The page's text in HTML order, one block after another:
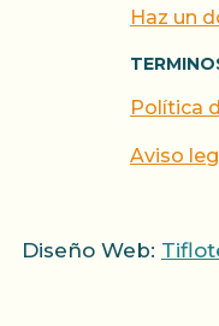
Haz un
Política
Aviso
Diseño Web: